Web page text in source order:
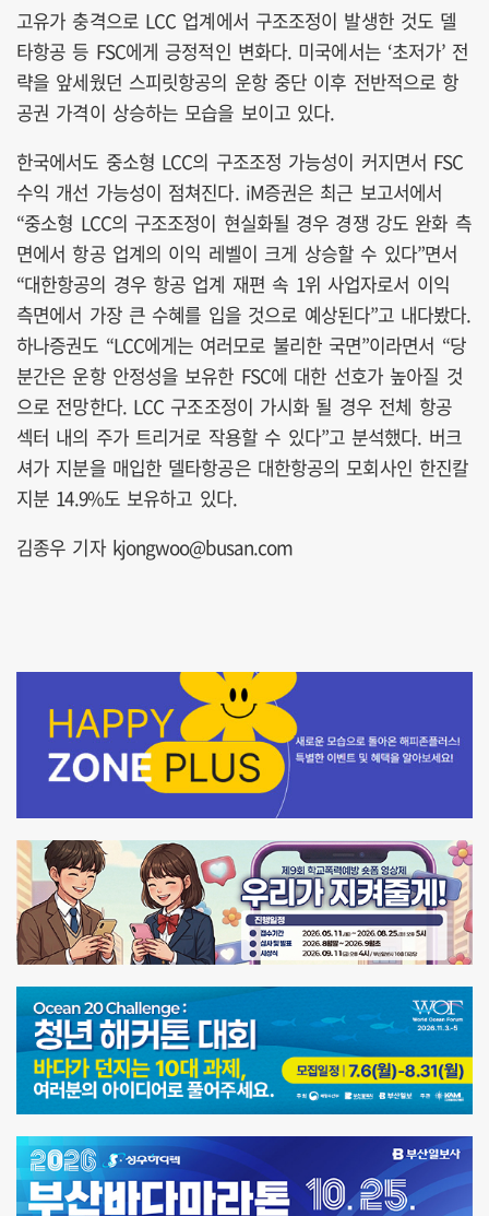
고유가 충격으로 LCC 업계에서 구조조정이 발생한 것도 델
타항공 등 FSC에게 긍정적인 변화다. 미국에서는 ‘초저가’ 전
략을 앞세웠던 스피릿항공의 운항 중단 이후 전반적으로 항
공권 가격이 상승하는 모습을 보이고 있다.
한국에서도 중소형 LCC의 구조조정 가능성이 커지면서 FSC
수익 개선 가능성이 점쳐진다. iM증권은 최근 보고서에서
“중소형 LCC의 구조조정이 현실화될 경우 경쟁 강도 완화 측
면에서 항공 업계의 이익 레벨이 크게 상승할 수 있다”면서
“대한항공의 경우 항공 업계 재편 속 1위 사업자로서 이익
측면에서 가장 큰 수혜를 입을 것으로 예상된다”고 내다봤다.
하나증권도 “LCC에게는 여러모로 불리한 국면”이라면서 “당
분간은 운항 안정성을 보유한 FSC에 대한 선호가 높아질 것
으로 전망한다. LCC 구조조정이 가시화 될 경우 전체 항공
섹터 내의 주가 트리거로 작용할 수 있다”고 분석했다. 버크
셔가 지분을 매입한 델타항공은 대한항공의 모회사인 한진칼
지분 14.9%도 보유하고 있다.
김종우 기자 kjongwoo@busan.com